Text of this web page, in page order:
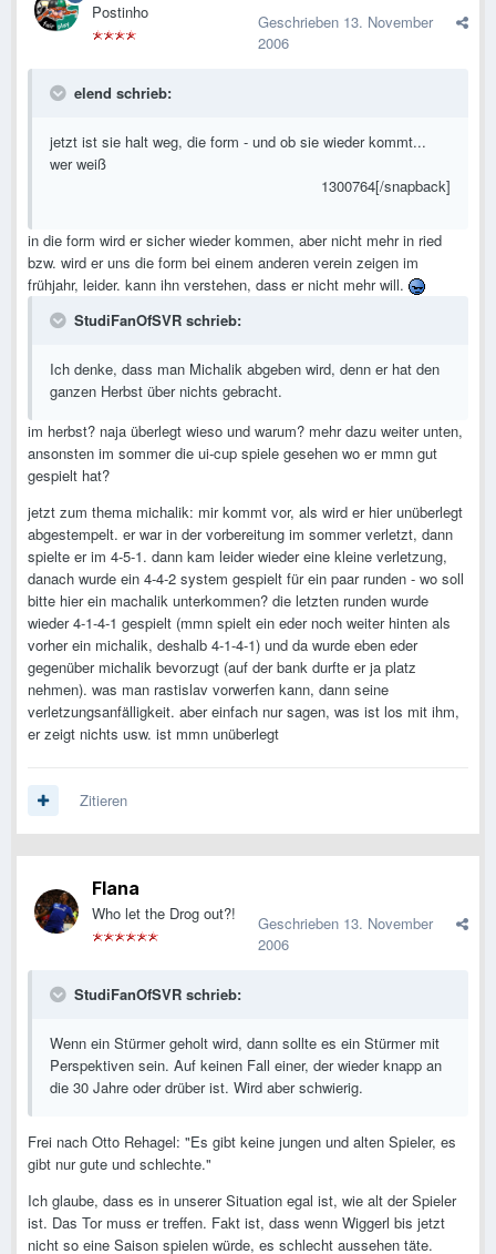
Postinho Geschrieben 13. November
2006
elend schrieb:
jetzt ist sie halt weg, die form - und ob sie wieder kommt...
wer weiß
1300764[/snapback]
in die form wird er sicher wieder kommen, aber nicht mehr in ried
bzw. wird er uns die form bei einem anderen verein zeigen im
frühjahr, leider. kann ihn verstehen, dass er nicht mehr will.
StudiFanOfSVR schrieb:
Ich denke, dass man Michalik abgeben wird, denn er hat den
ganzen Herbst über nichts gebracht.
im herbst? naja überlegt wieso und warum? mehr dazu weiter unten,
ansonsten im sommer die ui-cup spiele gesehen wo er mmn gut
gespielt hat?
jetzt zum thema michalik: mir kommt vor, als wird er hier unüberlegt
abgestempelt. er war in der vorbereitung im sommer verletzt, dann
spielte er im 4-5-1. dann kam leider wieder eine kleine verletzung,
danach wurde ein 4-4-2 system gespielt für ein paar runden - wo soll
bitte hier ein machalik unterkommen? die letzten runden wurde
wieder 4-1-4-1 gespielt (mmn spielt ein eder noch weiter hinten als
vorher ein michalik, deshalb 4-1-4-1) und da wurde eben eder
gegenüber michalik bevorzugt (auf der bank durfte er ja platz
nehmen). was man rastislav vorwerfen kann, dann seine
verletzungsanfälligkeit. aber einfach nur sagen, was ist los mit ihm,
er zeigt nichts usw. ist mmn unüberlegt
Zitieren
Flana
Who let the Drog out?! Geschrieben 13. November
2006
StudiFanOfSVR schrieb:
Wenn ein Stürmer geholt wird, dann sollte es ein Stürmer mit
Perspektiven sein. Auf keinen Fall einer, der wieder knapp an
die 30 Jahre oder drüber ist. Wird aber schwierig.
Frei nach Otto Rehagel: "Es gibt keine jungen und alten Spieler, es
gibt nur gute und schlechte."
Ich glaube, dass es in unserer Situation egal ist, wie alt der Spieler
ist. Das Tor muss er treffen. Fakt ist, dass wenn Wiggerl bis jetzt
nicht so eine Saison spielen würde, es schlecht aussehen täte.